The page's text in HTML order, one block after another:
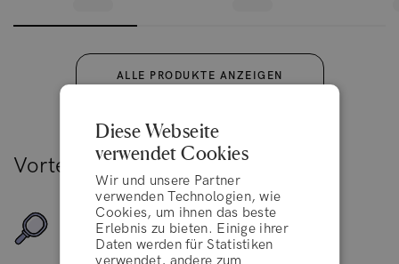
ALLE PRODUKTE ANZEIGEN
Vorteile
Für alle Haartypen geeignet
Diese Webseite
verwendet Cookies
Wir und unsere Partner
verwenden Technologien, wie
Cookies, um ihnen das beste
Erlebnis zu bieten. Einige ihrer
Daten werden für Statistiken
verwendet, andere zum